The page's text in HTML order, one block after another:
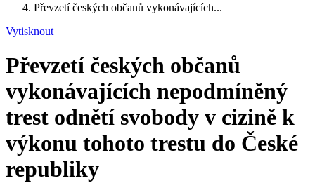
Převzetí českých občanů vykonávajících...
Vytisknout
Převzetí českých občanů
vykonávajících nepodmíněný
trest odnětí svobody v cizině k
výkonu tohoto trestu do České
republiky